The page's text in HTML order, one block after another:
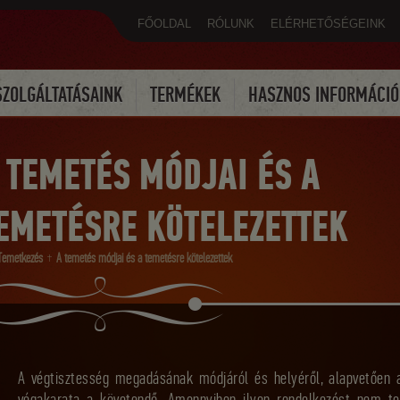
FŐOLDAL RÓLUNK ELÉRHETŐSÉGEINK
TERMÉKEK HASZNOS
MÓDJAI ÉS A
KÖTELEZETTEK
A temetés módjai és a temetésre kötelezettek
A végtisztesség megadásának módjáról és helyéről,
modal-check